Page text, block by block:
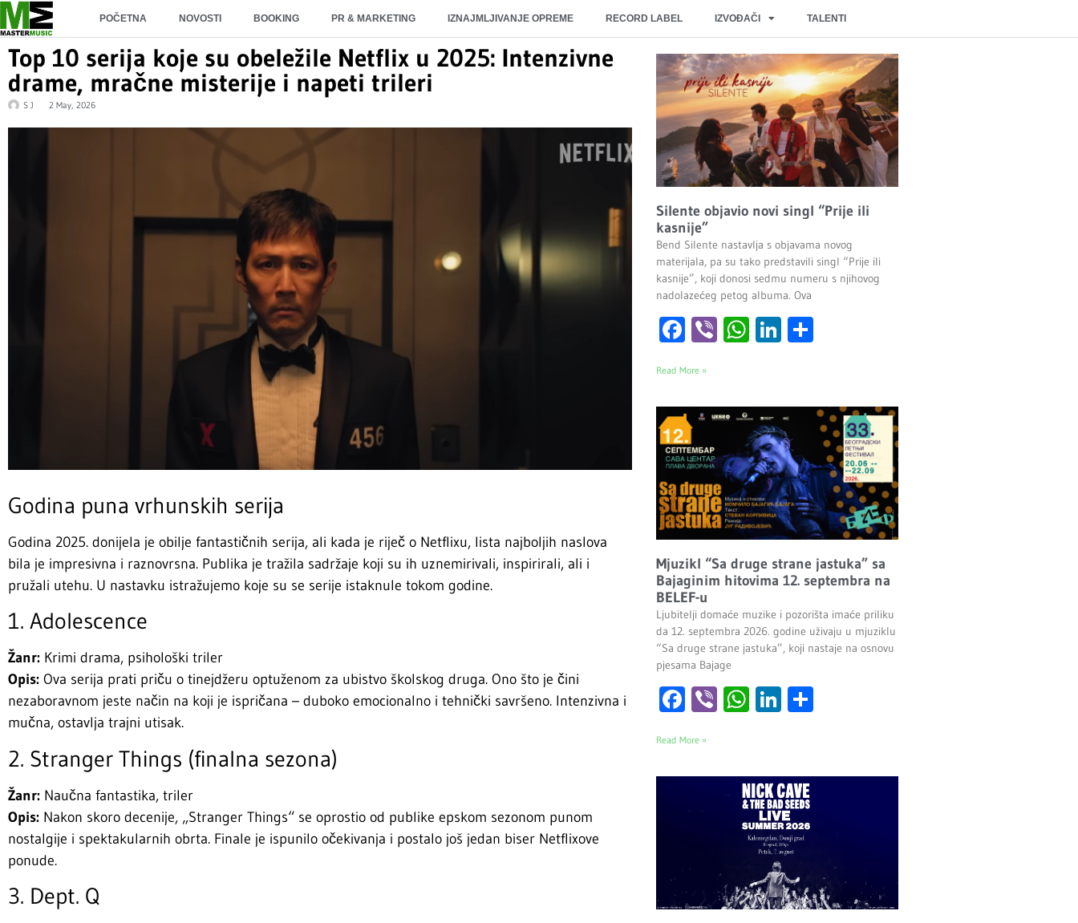
POČETNA NOVOSTI BOOKING PR & MARKETING IZNAJMLJIVANJE OPREME RECORD LABEL IZVOĐAČI TALENTI
Top 10 serija koje su obeležile Netflix u 2025: Intenzivne
drame, mračne misterije i napeti trileri
S J 2 May, 2026
Godina puna vrhunskih serija
Godina 2025. donijela je obilje fantastičnih serija, ali kada je riječ o Netflixu, lista najboljih naslova
bila je impresivna i raznovrsna. Publika je tražila sadržaje koji su ih uznemirivali, inspirirali, ali i
pružali utehu. U nastavku istražujemo koje su se serije istaknule tokom godine.
1. Adolescence
Žanr: Krimi drama, psihološki triler
Opis: Ova serija prati priču o tinejdžeru optuženom za ubistvo školskog druga. Ono što je čini
nezaboravnom jeste način na koji je ispričana – duboko emocionalno i tehnički savršeno. Intenzivna i
mučna, ostavlja trajni utisak.
2. Stranger Things (finalna sezona)
Žanr: Naučna fantastika, triler
Opis: Nakon skoro decenije, „Stranger Things“ se oprostio od publike epskom sezonom punom
nostalgije i spektakularnih obrta. Finale je ispunilo očekivanja i postalo još jedan biser Netflixove
ponude.
3. Dept. Q
Silente objavio novi singl “Prije ili
kasnije”
Bend Silente nastavlja s objavama novog
materijala, pa su tako predstavili singl “Prije ili
kasnije”, koji donosi sedmu numeru s njihovog
nadolazećeg petog albuma. Ova
Facebook
ViberWhatsApp
LinkedIn
Read More »
Mjuzikl “Sa druge strane jastuka” sa
Bajaginim hitovima 12. septembra na
BELEF-u
Ljubitelji domaće muzike i pozorišta imaće priliku
da 12. septembra 2026. godine uživaju u mjuziklu
“Sa druge strane jastuka”, koji nastaje na osnovu
pjesama Bajage
Facebook
ViberWhatsApp
LinkedIn
Read More »